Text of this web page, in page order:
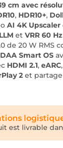
cm avec
, HDR10+,
AI 4K Upscaler
et VRR 60 Hz
de 20 W RMS
Smart OS
HDMI 2.1, eARC,
2 et partage
est livrable